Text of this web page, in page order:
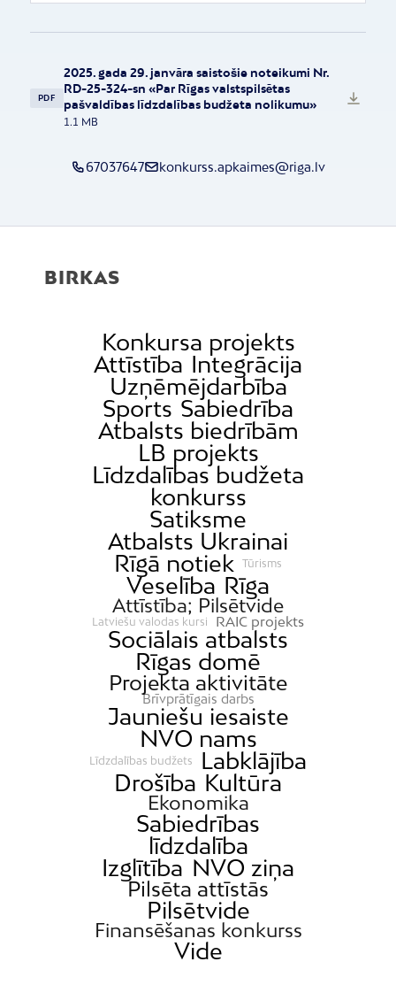
PDF
2025. gada 29. janvāra saistošie noteikumi Nr.
RD-25-324-sn «Par Rīgas valstspilsētas
pašvaldības līdzdalības budžeta nolikumu»
1.1 MB
67037647 konkurss.apkaimes@riga.lv
BIRKAS
Konkursa projekts
Attīstība Integrācija
Uzņēmējdarbība
Sports Sabiedrība
Atbalsts biedrībām
LB projekts
Līdzdalības budžeta
konkurss
Satiksme
Atbalsts Ukrainai
Rīgā notiek
Tūrisms
Veselība Rīga
Attīstība; Pilsētvide
Latviešu valodas kursi RAIC projekts
Sociālais atbalsts
Rīgas domē
Projekta aktivitāte
Brīvprātīgais darbs
Jauniešu iesaiste
NVO nams
Līdzdalības budžets
Labklājība
Drošība Kultūra
Ekonomika
Sabiedrības
līdzdalība
Izglītība NVO ziņa
Pilsēta attīstās
Pilsētvide
Finansēšanas konkurss
Vide